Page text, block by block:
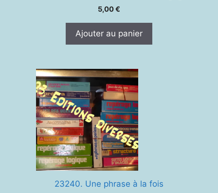
5,00€
Ajouter au panier
23240. Une phrase à la fois